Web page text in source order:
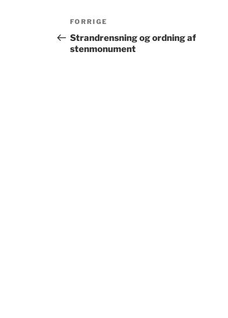
Indlægsnavigation
Forrige
indlæg
FORRIGE
Strandrensning og ordning af
stenmonument